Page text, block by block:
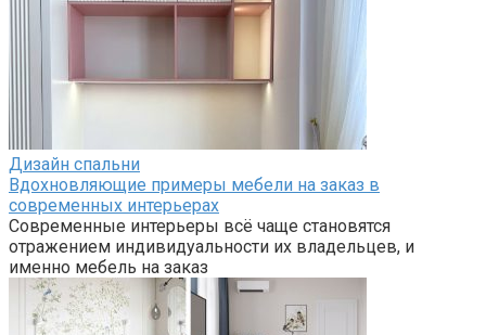
Дизайн спальни
Вдохновляющие примеры мебели на заказ в
современных интерьерах
Современные интерьеры всё чаще становятся
отражением индивидуальности их владельцев, и
именно мебель на заказ